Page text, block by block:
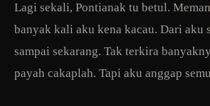
Lagi sekali, Pontianak tu betul.
banyak kali aku kena kacau. Dari aku
sampai sekarang. Tak terkira
payah cakaplah. Tapi aku anggap